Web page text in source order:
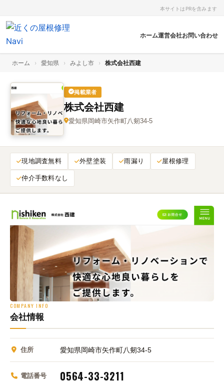
本サイトはPRを含みます
ホーム運営会社お問い合わせ
ホーム › 愛知県 › みよし市 › 株式会社西建
掲載業者
株式会社西建
愛知県岡崎市矢作町八剱34-5
現地調査無料 外壁塗装 雨漏り 屋根修理
仲介手数料なし
COMPANY INFO
会社情報
住所 愛知県岡崎市矢作町八剱34-5
電話番号 0564-33-3211